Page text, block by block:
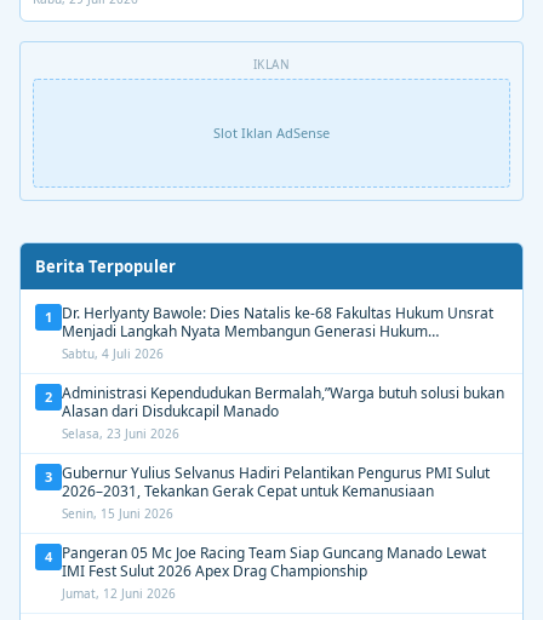
IKLAN
Slot Iklan AdSense
Berita Terpopuler
1
Dr. Herlyanty Bawole: Dies Natalis ke-68 Fakultas Hukum Unsrat
Menjadi Langkah Nyata Membangun Generasi Hukum
Berdampak
Sabtu, 4 Juli 2026
2 Administrasi Kependudukan Bermalah,”Warga butuh solusi bukan
Alasan dari Disdukcapil Manado
Selasa, 23 Juni 2026
3 Gubernur Yulius Selvanus Hadiri Pelantikan Pengurus PMI Sulut
2026–2031, Tekankan Gerak Cepat untuk Kemanusiaan
Senin, 15 Juni 2026
4 Pangeran 05 Mc Joe Racing Team Siap Guncang Manado Lewat
IMI Fest Sulut 2026 Apex Drag Championship
Jumat, 12 Juni 2026